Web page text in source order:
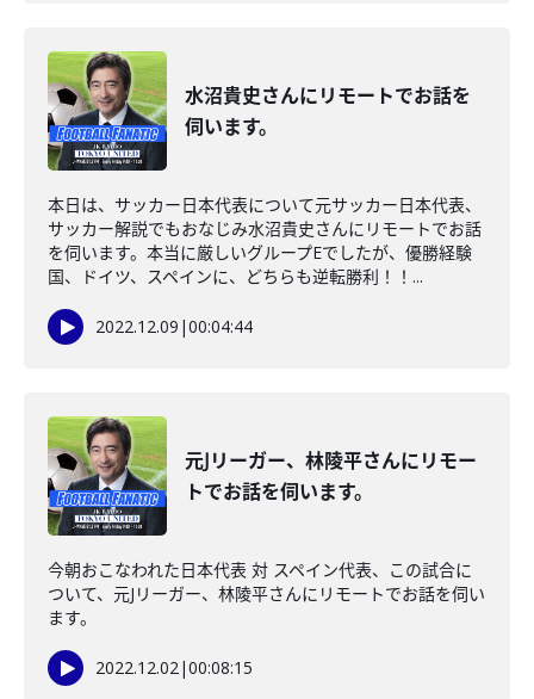
水沼貴史さんにリモートでお話を
伺います。
本日は、サッカー日本代表について元サッカー日本代表、
サッカー解説でもおなじみ水沼貴史さんにリモートでお話
を伺います。本当に厳しいグループEでしたが、優勝経験
国、ドイツ、スペインに、どちらも逆転勝利！！...
2022.12.09 |00:04:44
元Jリーガー、林陵平さんにリモー
トでお話を伺います。
今朝おこなわれた日本代表 対 スペイン代表、この試合に
ついて、元Jリーガー、林陵平さんにリモートでお話を伺い
ます。
2022.12.02|00:08:15